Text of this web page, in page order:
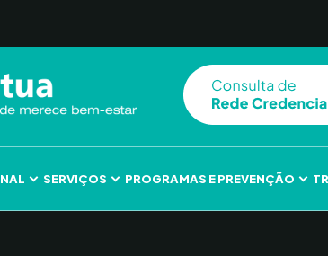
SERVIÇOS PROGRAMAS E PREVENÇÃO